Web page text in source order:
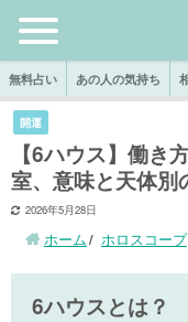
無料占い あの人の気持ち
開運
【6ハウス】働き
室、意味と天体別
2026年5月28日
ホーム ホロスコープ
6ハウスとは？